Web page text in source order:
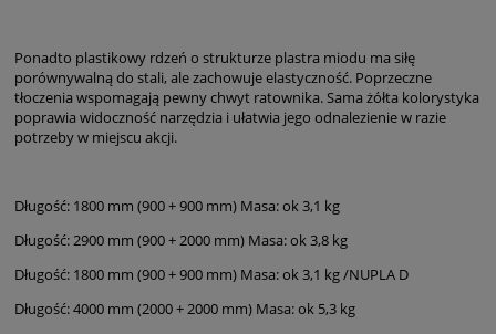
Ponadto plastikowy rdzeń o strukturze plastra miodu ma siłę
porównywalną do stali, ale zachowuje elastyczność. Poprzeczne
tłoczenia wspomagają pewny chwyt ratownika. Sama żółta kolorystyka
poprawia widoczność narzędzia i ułatwia jego odnalezienie w razie
potrzeby w miejscu akcji.
Długość: 1800 mm (900 + 900 mm) Masa: ok 3,1 kg
Długość: 2900 mm (900 + 2000 mm) Masa: ok 3,8 kg
Długość: 1800 mm (900 + 900 mm) Masa: ok 3,1 kg /NUPLA D
Długość: 4000 mm (2000 + 2000 mm) Masa: ok 5,3 kg